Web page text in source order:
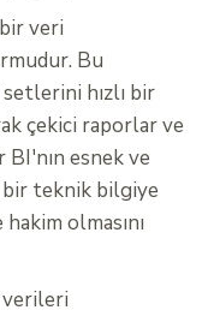
veri
Bu
hızlı bir
çekici raporlar ve
esnek ve
bir teknik bilgiye
olmasını
verileri